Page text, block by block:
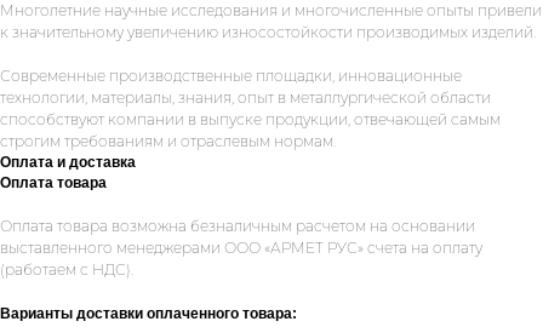
Многолетние научные исследования и многочисленные опыты привели
к значительному увеличению износостойкости производимых изделий.
Современные производственные площадки, инновационные
технологии, материалы, знания, опыт в металлургической области
способствуют компании в выпуске продукции, отвечающей самым
строгим требованиям и отраслевым нормам.
Оплата и доставка
Оплата товара
Оплата товара возможна безналичным расчетом на основании
выставленного менеджерами ООО «АРМЕТ РУС» счета на оплату
(работаем с НДС).
Варианты доставки оплаченного товара: